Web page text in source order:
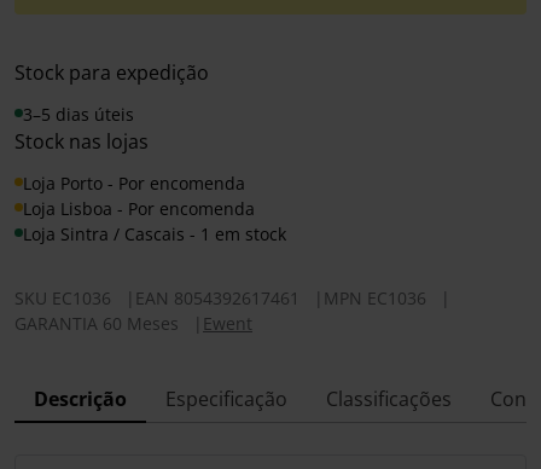
Stock para expedição
3–5 dias úteis
Stock nas lojas
Loja Porto - Por encomenda
Loja Lisboa - Por encomenda
Loja Sintra / Cascais - 1 em stock
SKU EC1036 EAN 8054392617461 MPN EC1036
GARANTIA 60 Meses
Ewent
Descrição Especificação Classificações